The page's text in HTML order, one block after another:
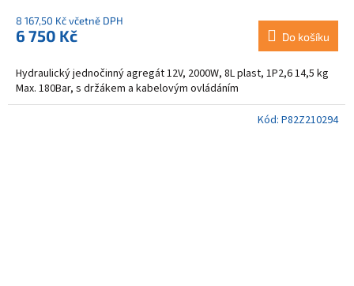
8 167,50 Kč včetně DPH
6 750 Kč Do košíku
Hydraulický jednočinný agregát 12V, 2000W, 8L plast, 1P2,6 14,5 kg
Max. 180Bar, s držákem a kabelovým ovládáním
Kód: P82Z210294